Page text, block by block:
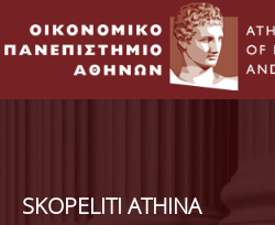
SKOPELITI ATHINA